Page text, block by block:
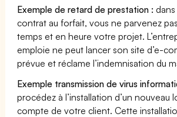
Exemple de retard de prestation :
contrat au forfait, vous ne parvenez
temps et en heure votre projet.
emploie ne peut lancer son site d’e-
prévue et réclame l’indemnisation du
Exemple transmission de virus
procédez à l’installation d’un nouveau
compte de votre client. Cette